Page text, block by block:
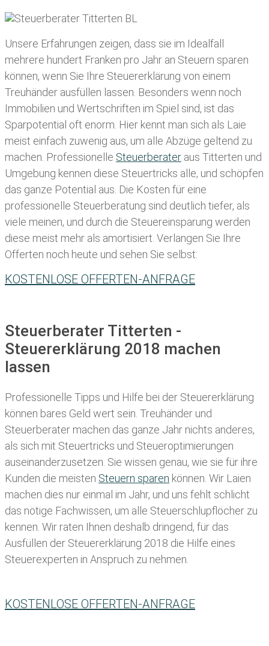
Unsere Erfahrungen zeigen, dass sie im Idealfall
mehrere hundert Franken pro Jahr an Steuern sparen
können, wenn Sie Ihre Steuererklärung von einem
Treuhänder ausfüllen lassen . Besonders wenn noch
Immobilien und Wertschriften im Spiel sind, ist das
Sparpotential oft enorm. Hier kennt man sich als Laie
meist einfach zuwenig aus, um alle Abzüge geltend zu
machen. Professionelle Steuerberater aus Titterten und
Umgebung kennen diese Steuertricks alle, und schöpfen
das ganze Potential aus. Die Kosten für eine
professionelle Steuerberatung sind deutlich tiefer, als
viele meinen, und durch die Steuereinsparung werden
diese meist mehr als amortisiert. Verlangen Sie Ihre
Offerten noch heute und sehen Sie selbst:
KOSTENLOSE OFFERTEN-ANFRAGE
Steuerberater Titterten -
Steuererklärung 2018 machen
lassen
Professionelle Tipps und Hilfe bei der Steuererklärung
können bares Geld wert sein. Treuhänder und
Steuerberater machen das ganze Jahr nichts anderes,
als sich mit Steuertricks und Steueroptimierungen
auseinanderzusetzen. Sie wissen genau, wie sie für ihre
Kunden die meisten Steuern sparen können. Wir Laien
machen dies nur einmal im Jahr, und uns fehlt schlicht
das nötige Fachwissen, um alle Steuerschlupflöcher zu
kennen. Wir raten Ihnen deshalb dringend, für das
Ausfüllen der Steuererklärung 2018 die Hilfe eines
Steuerexperten in Anspruch zu nehmen.
KOSTENLOSE OFFERTEN-ANFRAGE